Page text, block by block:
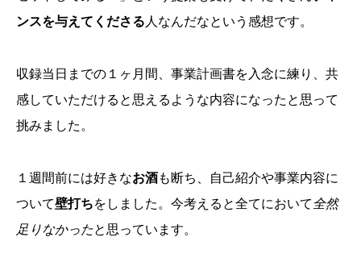
ンスを与えてくださる人なんだなという感想です。
収録当日までの１ヶ月間、事業計画書を入念に練り、共
感していただけると思えるような内容になったと思って
挑みました。
１週間前には好きなお酒も断ち、自己紹介や事業内容に
ついて壁打ちをしました。今考えると全てにおいて全然
足りなかったと思っています。